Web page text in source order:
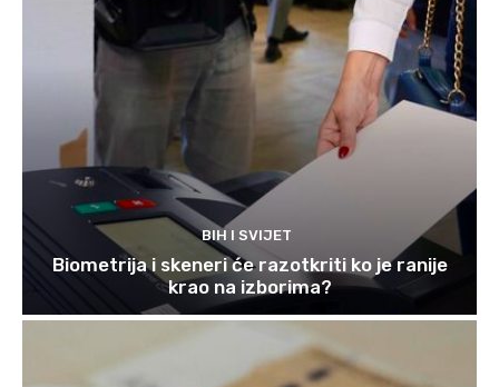
BIH I SVIJET
Biometrija i skeneri će razotkriti ko je ranije
krao na izborima?